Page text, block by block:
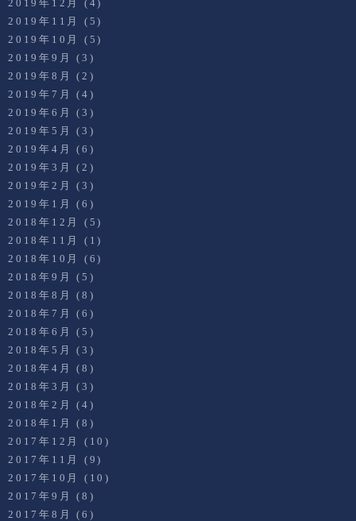
2019年12月
(4)
2019年11月
(5)
2019年10月
(5)
2019年9月
(3)
2019年8月
(2)
2019年7月
(4)
2019年6月
(3)
2019年5月
(3)
2019年4月
(6)
2019年3月
(2)
2019年2月
(3)
2019年1月
(6)
2018年12月
(5)
2018年11月
(1)
2018年10月
(6)
2018年9月
(5)
2018年8月
(8)
2018年7月
(6)
2018年6月
(5)
2018年5月
(3)
2018年4月
(8)
2018年3月
(3)
2018年2月
(4)
2018年1月
(8)
2017年12月
(10)
2017年11月
(9)
2017年10月
(10)
2017年9月
(8)
2017年8月
(6)